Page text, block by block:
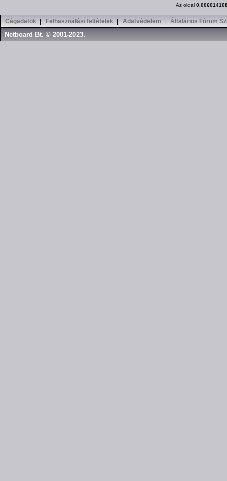
Az oldal
Cégadatok Felhasználási feltételek Adatvédelem Általános Fórum
Netboard Bt. © 2001-2023.